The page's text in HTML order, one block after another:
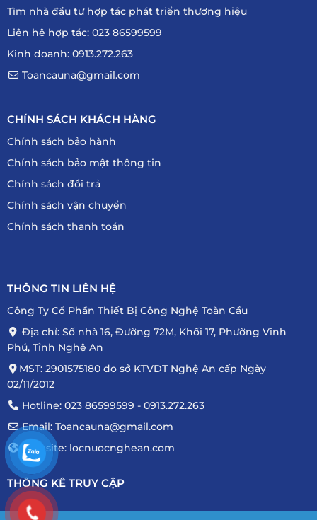
Tìm nhà đầu tư hợp tác phát triển thương hiệu
Liên hệ hợp tác: 023 86599599
Kinh doanh: 0913.272.263
Toancauna@gmail.com
CHÍNH SÁCH KHÁCH HÀNG
Chính sách bảo hành
Chính sách bảo mật thông tin
Chính sách đổi trả
Chính sách vận chuyển
Chính sách thanh toán
THÔNG TIN LIÊN HỆ
Công Ty Cổ Phần Thiết Bị Công Nghệ Toàn Cầu
Địa chỉ: Số nhà 16, Đường 72M, Khối 17, Phường Vinh
Phú, Tỉnh Nghệ An
MST: 2901575180 do sở KTVDT Nghệ An cấp Ngày
02/11/2012
Hotline: 023 86599599 - 0913.272.263
Email: Toancauna@gmail.com
Website: locnuocnghean.com
THÔNG KÊ TRUY CẬP